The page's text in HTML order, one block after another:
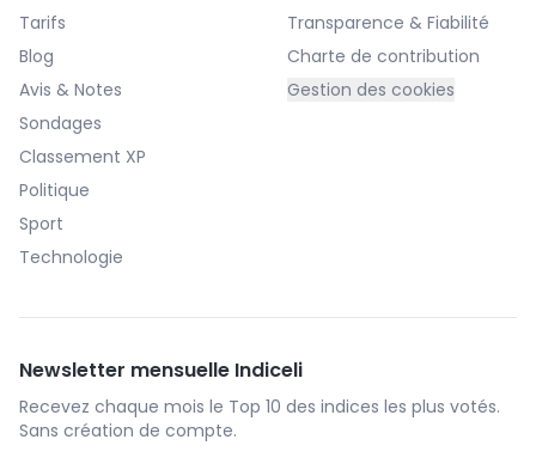
Tarifs
Blog
Avis & Notes
Sondages
Classement XP
Politique
Sport
Technologie
Transparence & Fiabilité
Charte de contribution
Gestion des cookies
Newsletter mensuelle Indiceli
Recevez chaque mois le Top 10 des indices les plus votés.
Sans création de compte.